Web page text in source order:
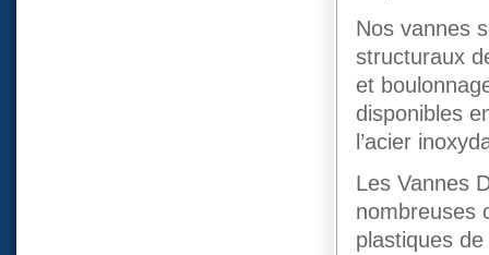
Nos vannes
structuraux
et
disponibles
l’acier
Les Vannes
nombreuses
plastiques